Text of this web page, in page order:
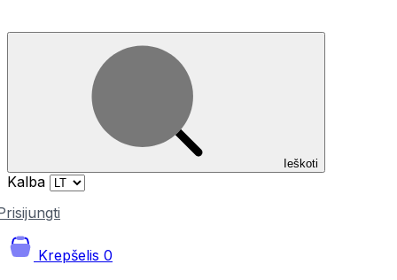
Ieškoti
Kalba
Krepšelis 0